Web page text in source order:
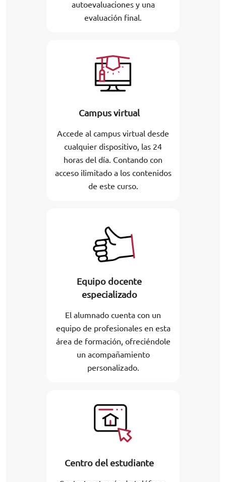
autoevaluaciones y una
evaluación final.
Campus virtual
Accede al campus virtual desde
cualquier dispositivo, las 24
horas del día. Contando con
acceso ilimitado a los contenidos
de este curso.
Equipo docente
especializado
El alumnado cuenta con un
equipo de profesionales en esta
área de formación, ofreciéndole
un acompañamiento
personalizado.
Centro del estudiante